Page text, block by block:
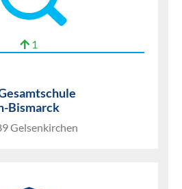
1
Bismarck
Gelsenkirchen